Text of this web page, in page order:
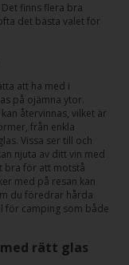
finns flera bra
det bästa valet för
att ha med i
på ojämna ytor.
återvinnas, vilket är
från enkla
Vissa ser till och
njuta av ditt vin med
bra för att motstå
med på resan kan
du föredrar hårda
för camping som både
rätt glas